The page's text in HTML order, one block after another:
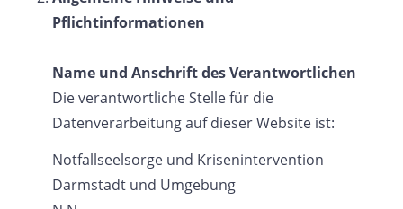
Pflichtinformationen
Name und Anschrift des Verantwortlichen
Die verantwortliche Stelle für die
Datenverarbeitung auf dieser Website ist:
Notfallseelsorge und Krisenintervention
Darmstadt und Umgebung